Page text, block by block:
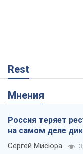
Rest
Мнения
Россия теряет
на самом деле
Сергей Мисюра